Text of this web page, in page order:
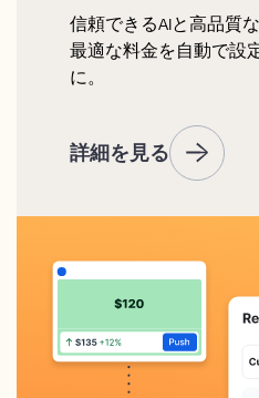
信頼できるAIと高品質
最適な料金を自動で設
に。
詳細を見る